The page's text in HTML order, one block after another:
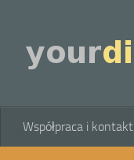
Współpraca i kontakt